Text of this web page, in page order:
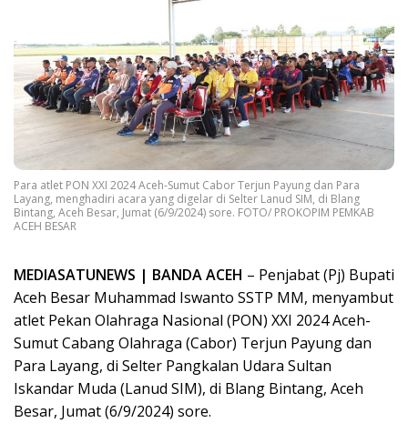
Para atlet PON XXI 2024 Aceh-Sumut Cabor Terjun Payung dan Para
Layang, menghadiri acara yang digelar di Selter Lanud SIM, di Blang
Bintang, Aceh Besar, Jumat (6/9/2024) sore. FOTO/ PROKOPIM PEMKAB
ACEH BESAR
MEDIASATUNEWS | BANDA ACEH – Penjabat (Pj) Bupati
Aceh Besar Muhammad Iswanto SSTP MM, menyambut
atlet Pekan Olahraga Nasional (PON) XXI 2024 Aceh-
Sumut Cabang Olahraga (Cabor) Terjun Payung dan
Para Layang, di Selter Pangkalan Udara Sultan
Iskandar Muda (Lanud SIM), di Blang Bintang, Aceh
Besar, Jumat (6/9/2024) sore.